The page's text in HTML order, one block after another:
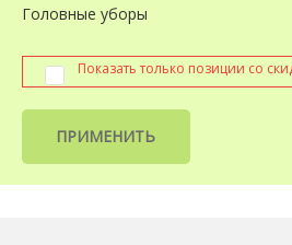
Головные уборы
Показать только позиции со
ПРИМЕНИТЬ